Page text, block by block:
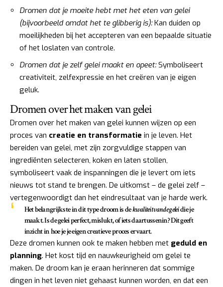
Dromen dat je moeite hebt met het eten van gelei
(bijvoorbeeld omdat het te glibberig is):Kan duiden op
moeilijkheden bij het accepteren van een bepaalde situatie
of het loslaten van controle.
Dromen dat je zelf gelei maakt en opeet:Symboliseert
creativiteit, zelfexpressie en het creëren van je eigen
geluk.
Dromen over het maken van gelei
Dromen over het maken van gelei kunnen wijzen op een
proces van creatie en transformatie in je leven. Het
bereiden van gelei, met zijn zorgvuldige stappen van
ingrediënten selecteren, koken en laten stollen,
symboliseert vaak de inspanningen die je levert om iets
nieuws tot stand te brengen. De uitkomst – de gelei zelf –
vertegenwoordigt dan het eindresultaat van je harde werk.
Het belangrijkste in dit type droom is dekwaliteit van de geleidie je
maakt. Is de gelei perfect, mislukt, of iets daartussenin? Dit geeft
inzicht in hoe je je eigen creatieve proces ervaart.
Deze dromen kunnen ook te maken hebben met geduld en
planning. Het kost tijd en nauwkeurigheid om gelei te
maken. De droom kan je eraan herinneren dat sommige
dingen in het leven niet gehaast kunnen worden, en dat een